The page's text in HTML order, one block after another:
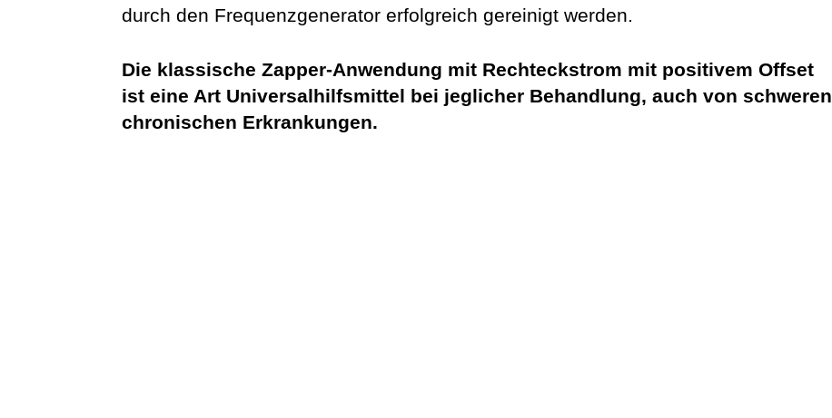
durch den Frequenzgenerator erfolgreich gereinigt werden.
Die klassische Zapper-Anwendung mit Rechteckstrom mit positivem Offset
ist eine Art Universalhilfsmittel bei jeglicher Behandlung, auch von schweren
chronischen Erkrankungen.